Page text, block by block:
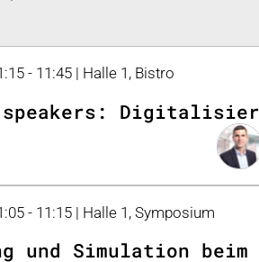
- 11:45 | Halle 1, Bistro
- 11:15 | Halle 1, Symposium
und Simulation beim